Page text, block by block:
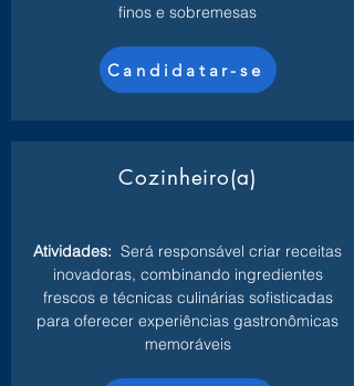
finos e sobremesas
Candidatar-se
Cozinheiro(a)
Atividades: Será responsável criar receitas
inovadoras, combinando ingredientes
frescos e técnicas culinárias sofisticadas
para oferecer experiências gastronômicas
memoráveis